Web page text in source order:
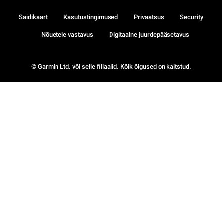
© Garmin Ltd. või selle filiaalid. Kõik õigused on kaitstud.
Saidikaart Kasutustingimused Privaatsus Security
Nõuetele vastavus Digitaalne juurdepääsetavus